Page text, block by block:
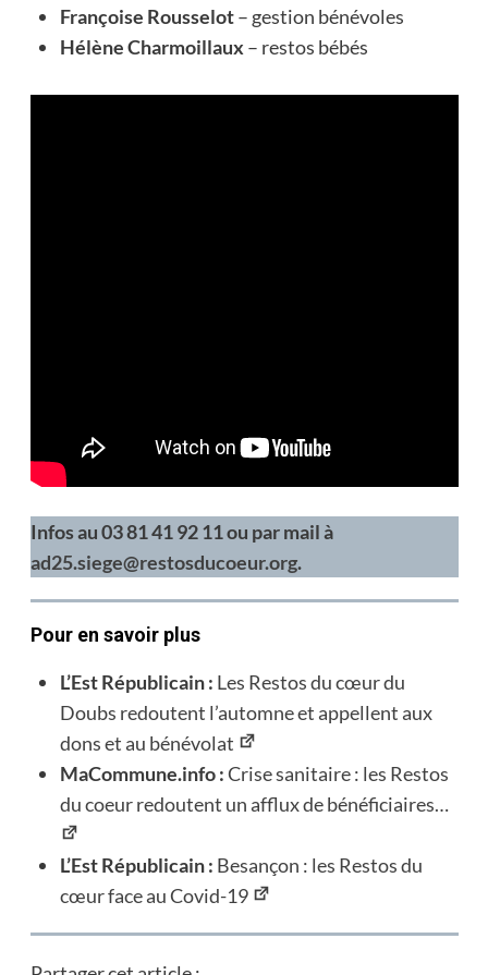
Françoise Rousselot– gestion bénévoles
Hélène Charmoillaux – restos bébés
Infos au 03 81 41 92 11 ou par mail à
ad25.siege@restosducoeur.org.
Pour en savoir plus
L’Est Républicain : Les Restos du cœur du
Doubs redoutent l’automne et appellent aux
dons et au bénévolat
MaCommune.info :Crise sanitaire : les Restos
du coeur redoutent un afflux de bénéficiaires…
L’Est Républicain : Besançon : les Restos du
cœur face au Covid-19